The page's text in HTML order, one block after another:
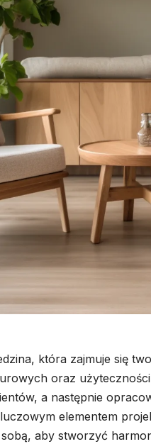
która zajmuje się
oraz
a następnie
elementem
sobą, aby stworzyć